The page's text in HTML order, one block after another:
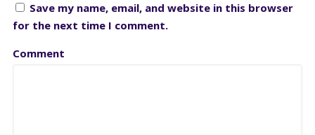
Save my name, email, and website in this browser
for the next time I comment.
Comment